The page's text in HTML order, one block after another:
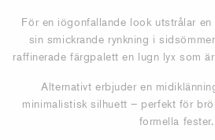
För en iögonfallande look utstrålar
sin smickrande rynkning i
raffinerade färgpalett en lugn lyx som
Alternativt erbjuder en
minimalistisk silhuett – perfekt för
formella fester.